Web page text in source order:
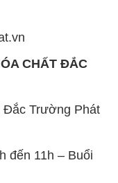
cam kết tuân
trợ tốt nhất cho
công việc cao
CHẤT ĐẮC
Bình Trị
TP. Hồ Chí